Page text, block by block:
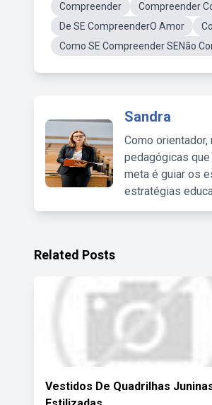
Compreender Compreender
De SE CompreenderO Amor
Como SE Compreender SENão
Sandra
Como
pedagógicas
meta é guiar os
estratégias
Related Posts
Vestidos De Quadrilhas